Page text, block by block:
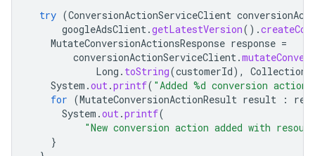
try (ConversionActionServiceClient
googleAdsClient.getLatestVersion().
MutateConversionActionsResponse response =
conversionActionServiceClient.
Long . toString(customerId), Collections
System .out.printf( "Added %d conversion
for (MutateConversionActionResult result :
System .out.printf(
"New conversion action added with
}